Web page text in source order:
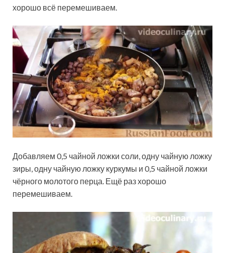
хорошо всё перемешиваем.
Добавляем 0,5 чайной ложки соли, одну чайную ложку
зиры, одну чайную ложку куркумы и 0,5 чайной ложки
чёрного молотого перца. Ещё раз хорошо
перемешиваем.